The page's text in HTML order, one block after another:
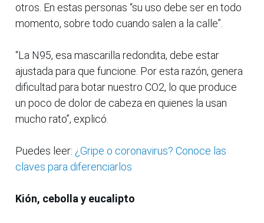
otros. En estas personas “su uso debe ser en todo
momento, sobre todo cuando salen a la calle”.
“La N95, esa mascarilla redondita, debe estar
ajustada para que funcione. Por esta razón, genera
dificultad para botar nuestro CO2, lo que produce
un poco de dolor de cabeza en quienes la usan
mucho rato”, explicó.
Puedes leer: ¿Gripe o coronavirus? Conoce las
claves para diferenciarlos
Kión, cebolla y eucalipto